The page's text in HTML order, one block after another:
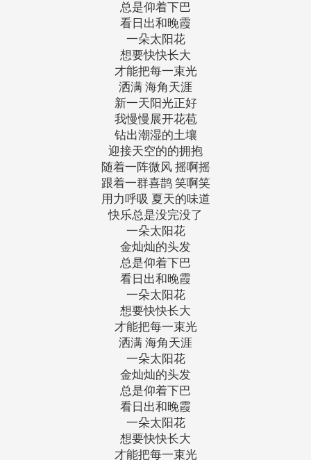
总是仰着下巴
看日出和晚霞
一朵太阳花
想要快快长大
才能把每一束光
洒满 海角天涯
新一天阳光正好
我慢慢展开花苞
钻出潮湿的土壤
迎接天空的的拥抱
随着一阵微风 摇啊摇
跟着一群喜鹊 笑啊笑
用力呼吸 夏天的味道
快乐总是没完没了
一朵太阳花
金灿灿的头发
总是仰着下巴
看日出和晚霞
一朵太阳花
想要快快长大
才能把每一束光
洒满 海角天涯
一朵太阳花
金灿灿的头发
总是仰着下巴
看日出和晚霞
一朵太阳花
想要快快长大
才能把每一束光